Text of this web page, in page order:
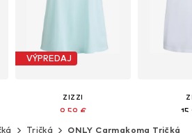
VÝPREDAJ
ZIZZI
9,59 €
Pôvodne: 15,99 €
Tričká ONLY Carmakoma Tričká